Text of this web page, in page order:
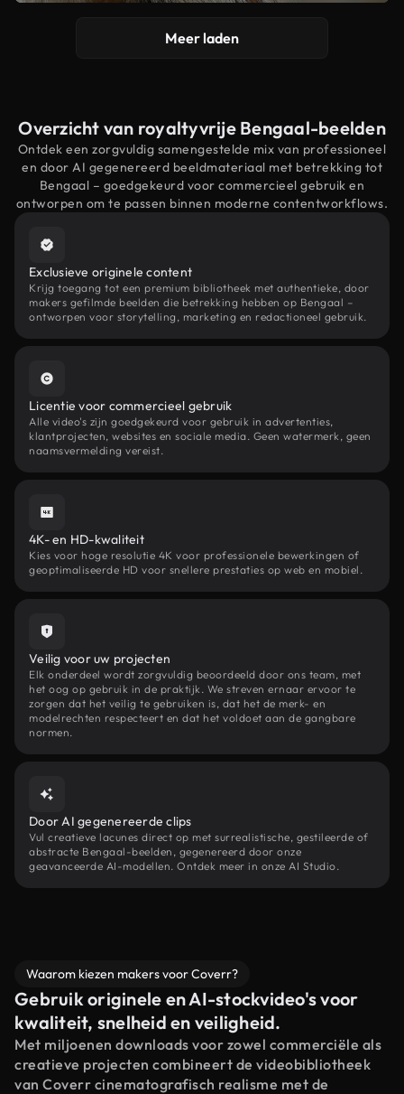
Meer laden
Overzicht van royaltyvrije Bengaal-beelden
Ontdek een zorgvuldig samengestelde mix van professioneel
en door AI gegenereerd beeldmateriaal met betrekking tot
Bengaal – goedgekeurd voor commercieel gebruik en
ontworpen om te passen binnen moderne contentworkflows.
Exclusieve originele content
Krijg toegang tot een premium bibliotheek met authentieke, door
makers gefilmde beelden die betrekking hebben op Bengaal –
ontworpen voor storytelling, marketing en redactioneel gebruik.
Licentie voor commercieel gebruik
Alle video's zijn goedgekeurd voor gebruik in advertenties,
klantprojecten, websites en sociale media. Geen watermerk, geen
naamsvermelding vereist.
4K- en HD-kwaliteit
Kies voor hoge resolutie 4K voor professionele bewerkingen of
geoptimaliseerde HD voor snellere prestaties op web en mobiel.
Veilig voor uw projecten
Elk onderdeel wordt zorgvuldig beoordeeld door ons team, met
het oog op gebruik in de praktijk. We streven ernaar ervoor te
zorgen dat het veilig te gebruiken is, dat het de merk- en
modelrechten respecteert en dat het voldoet aan de gangbare
normen.
Door AI gegenereerde clips
Vul creatieve lacunes direct op met surrealistische, gestileerde of
abstracte Bengaal-beelden, gegenereerd door onze
geavanceerde AI-modellen. Ontdek meer in onze AI Studio.
Waarom kiezen makers voor Coverr?
Gebruik originele en AI-stockvideo's voor
kwaliteit, snelheid en veiligheid.
Met miljoenen downloads voor zowel commerciële als
creatieve projecten combineert de videobibliotheek
van Coverr cinematografisch realisme met de